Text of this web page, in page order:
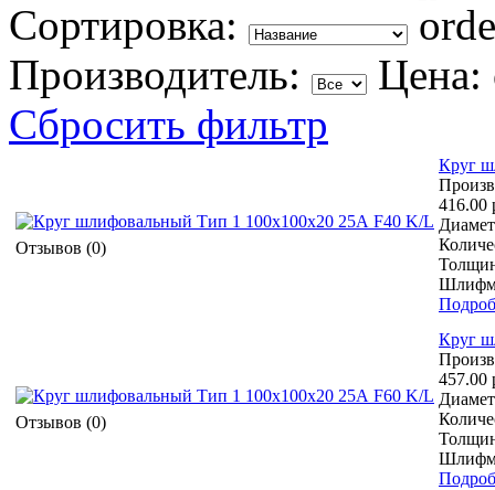
Сортировка:
Производитель:
Цена:
Сбросить фильтр
Отзывов (0)
Круг
416.00
Отзывов (0)
Круг
457.00